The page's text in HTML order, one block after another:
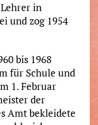
in
und zog 1954
bis 1968
für Schule und
1. Februar
der
Amt bekleidete